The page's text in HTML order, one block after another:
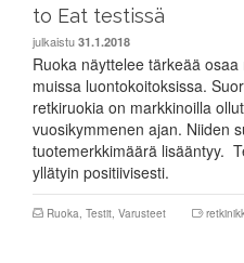
to Eat testissä
julkaistu 31.1.2018
Ruoka näyttelee tärkeää
muissa luontokoitoksissa.
retkiruokia on markkinoilla
vuosikymmenen ajan. Niiden
tuotemerkkimäärä lisääntyy.
yllätyin positiivisesti.
Ruoka, Testit, Varusteet